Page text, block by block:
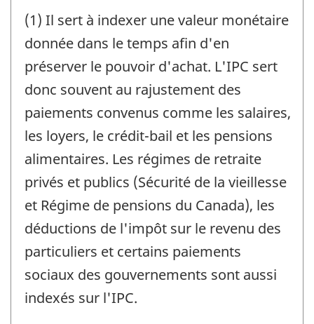
(1) Il sert à indexer une valeur monétaire
donnée dans le temps afin d'en
préserver le pouvoir d'achat. L'IPC sert
donc souvent au rajustement des
paiements convenus comme les salaires,
les loyers, le crédit-bail et les pensions
alimentaires. Les régimes de retraite
privés et publics (Sécurité de la vieillesse
et Régime de pensions du Canada), les
déductions de l'impôt sur le revenu des
particuliers et certains paiements
sociaux des gouvernements sont aussi
indexés sur l'IPC.